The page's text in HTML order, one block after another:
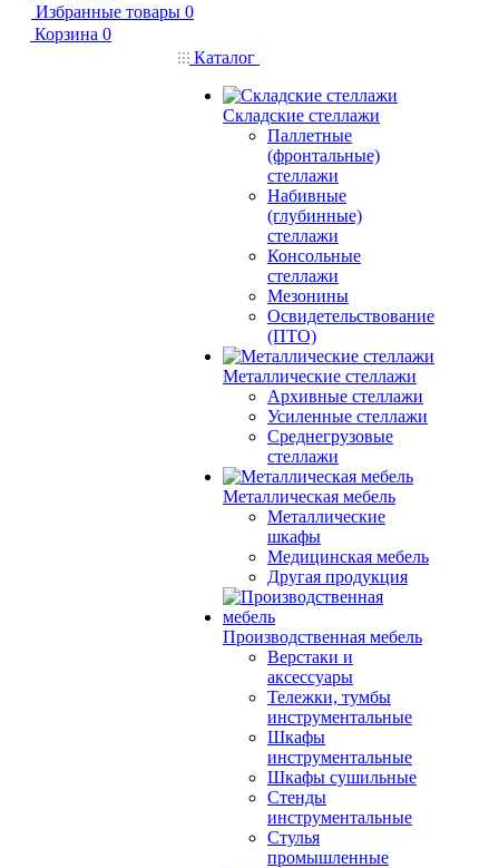
Избранные товары 0
Корзина 0
Каталог
Складские стеллажи
Паллетные
(фронтальные)
стеллажи
Набивные
(глубинные)
стеллажи
Консольные
стеллажи
Мезонины
Освидетельствование
(ПТО)
Металлические стеллажи
Архивные стеллажи
Усиленные стеллажи
Среднегрузовые
стеллажи
Металлическая мебель
Металлические
шкафы
Медицинская мебель
Другая продукция
Производственная мебель
Верстаки и
аксессуары
Тележки, тумбы
инструментальные
Шкафы
инструментальные
Шкафы сушильные
Стенды
инструментальные
Cтулья
промышленные